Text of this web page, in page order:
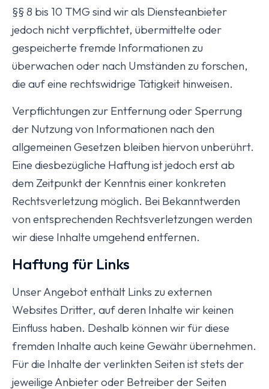
§§ 8 bis 10 TMG sind wir als Diensteanbieter
jedoch nicht verpflichtet, übermittelte oder
gespeicherte fremde Informationen zu
überwachen oder nach Umständen zu forschen,
die auf eine rechtswidrige Tätigkeit hinweisen.
Verpflichtungen zur Entfernung oder Sperrung
der Nutzung von Informationen nach den
allgemeinen Gesetzen bleiben hiervon unberührt.
Eine diesbezügliche Haftung ist jedoch erst ab
dem Zeitpunkt der Kenntnis einer konkreten
Rechtsverletzung möglich. Bei Bekanntwerden
von entsprechenden Rechtsverletzungen werden
wir diese Inhalte umgehend entfernen.
Haftung für Links
Unser Angebot enthält Links zu externen
Websites Dritter, auf deren Inhalte wir keinen
Einfluss haben. Deshalb können wir für diese
fremden Inhalte auch keine Gewähr übernehmen.
Für die Inhalte der verlinkten Seiten ist stets der
jeweilige Anbieter oder Betreiber der Seiten